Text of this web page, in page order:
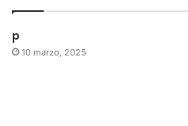
p
10 marzo, 2025